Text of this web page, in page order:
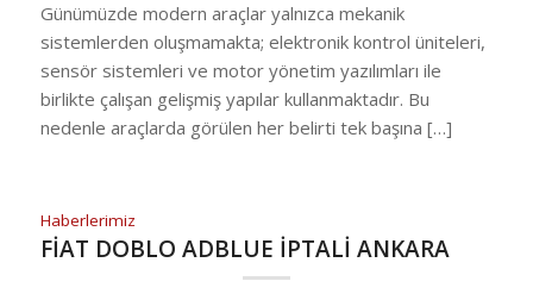
Günümüzde modern araçlar yalnızca mekanik
sistemlerden oluşmamakta; elektronik kontrol üniteleri,
sensör sistemleri ve motor yönetim yazılımları ile
birlikte çalışan gelişmiş yapılar kullanmaktadır. Bu
nedenle araçlarda görülen her belirti tek başına […]
Haberlerimiz
FİAT DOBLO ADBLUE İPTALİ ANKARA